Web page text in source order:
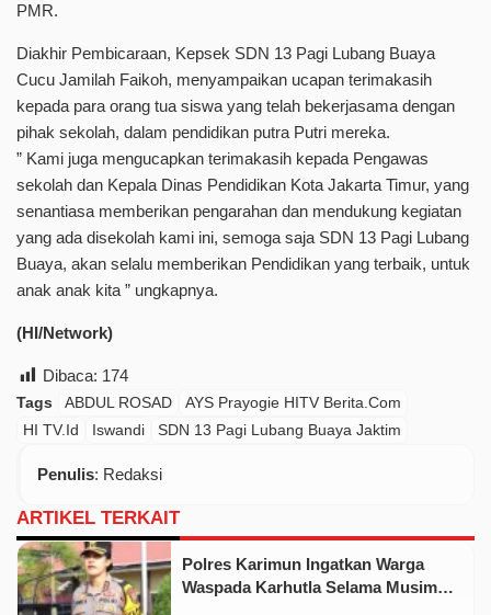
PMR.
Diakhir Pembicaraan, Kepsek SDN 13 Pagi Lubang Buaya
Cucu Jamilah Faikoh, menyampaikan ucapan terimakasih
kepada para orang tua siswa yang telah bekerjasama dengan
pihak sekolah, dalam pendidikan putra Putri mereka.
” Kami juga mengucapkan terimakasih kepada Pengawas
sekolah dan Kepala Dinas Pendidikan Kota Jakarta Timur, yang
senantiasa memberikan pengarahan dan mendukung kegiatan
yang ada disekolah kami ini, semoga saja SDN 13 Pagi Lubang
Buaya, akan selalu memberikan Pendidikan yang terbaik, untuk
anak anak kita ” ungkapnya.
(HI/Network)
Dibaca: 174
Tags ABDUL ROSAD
AYS Prayogie HITV Berita.Com
HI TV.Id
Iswandi SDN 13 Pagi Lubang Buaya Jaktim
Penulis: Redaksi
ARTIKEL TERKAIT
Polres Karimun Ingatkan Warga
Waspada Karhutla Selama Musim